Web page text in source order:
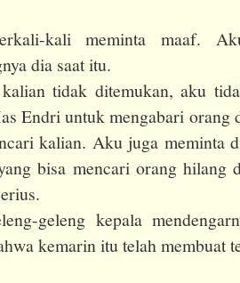
kali meminta maaf.
dia saat itu.
tidak ditemukan, aku
Endri untuk mengabari orang
kalian. Aku juga meminta
bisa mencari orang hilang
geleng kepala
kemarin itu telah membuat